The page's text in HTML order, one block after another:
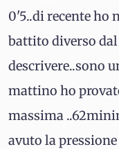
0'5..di recente ho
battito diverso
descrivere..sono
mattino ho
massima
avuto la pressione